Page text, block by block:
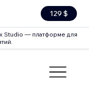
129 $
Studio — платформе для